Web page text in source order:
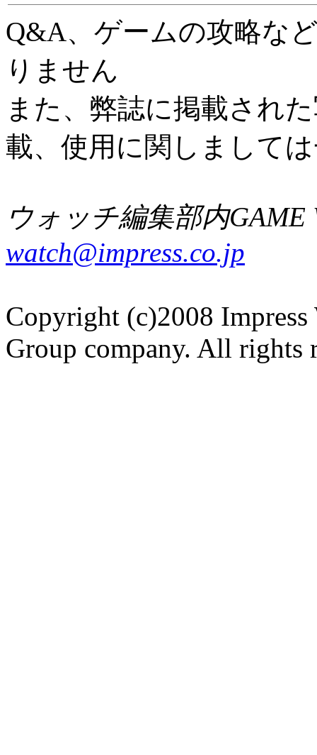
Q&A、ゲームの攻略な
りません
また、弊誌に掲載され
載、使用に関しまして
ウォッチ編集部内GAME
watch@impress.co.jp
Copyright (c)2008 Impress
Group company. All rights